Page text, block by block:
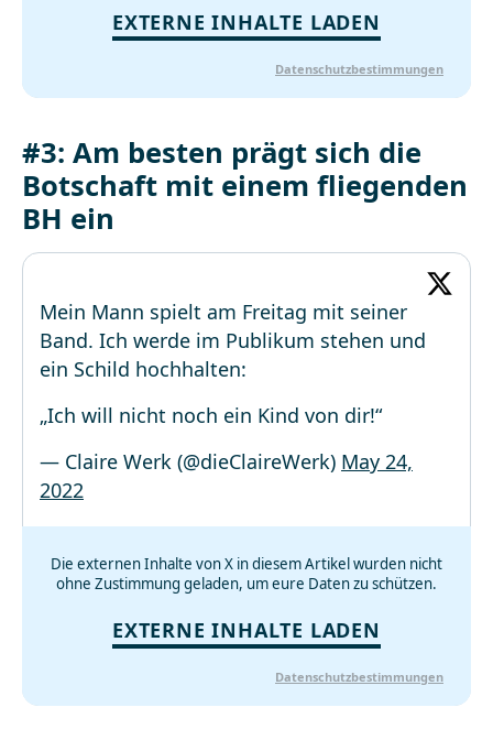
EXTERNE INHALTE LADEN
Datenschutzbestimmungen
#3: Am besten prägt sich die
Botschaft mit einem fliegenden
BH ein
Mein Mann spielt am Freitag mit seiner
Band. Ich werde im Publikum stehen und
ein Schild hochhalten:
„Ich will nicht noch ein Kind von dir!“
— Claire Werk (@dieClaireWerk) May 24,
2022
Die externen Inhalte von X in diesem Artikel wurden nicht
ohne Zustimmung geladen, um eure Daten zu schützen.
EXTERNE INHALTE LADEN
Datenschutzbestimmungen